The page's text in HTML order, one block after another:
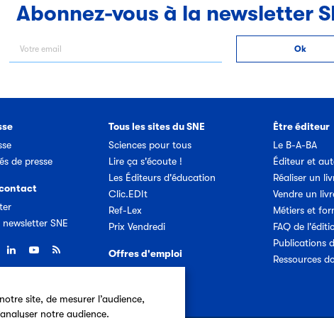
site, de mesurer l’audience,
notre audience.
Abonnez-vous à la newsletter
de presse
SNE
Tous les sites du SNE
Sciences pour tous
Lire ça s'écoute !
Les Éditeurs d'éducation
Clic.EDIt
Ref-Lex
Prix Vendredi
Offres d'emploi
Être éditeur
Le B-A-BA
Éditeur et
Réaliser un
Vendre un
Métiers et
FAQ de
Publications
Ressources